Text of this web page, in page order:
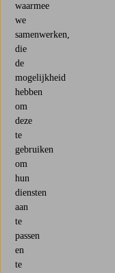
waarmee
we
samenwerken,
die
de
mogelijkheid
hebben
om
deze
te
gebruiken
om
hun
diensten
aan
te
passen
en
te